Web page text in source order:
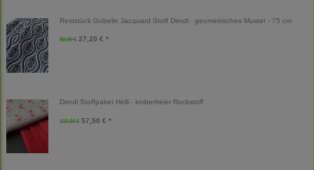
Reststück Gobelin Jacquard Stoff Dirndl - geometrisches Muster - 75 cm
32,00 € 27,20 € *
Dirndl Stoffpaket Helli - knitterfreier Rockstoff
115,00 € 57,50 € *